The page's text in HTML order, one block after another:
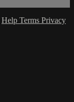
Help Terms Privacy